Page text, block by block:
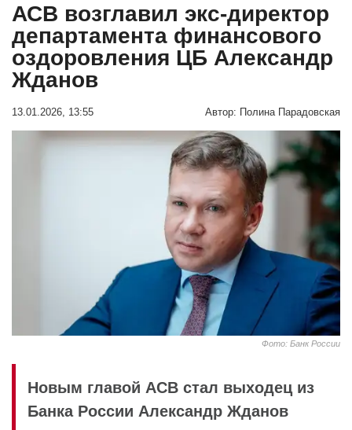
АСВ возглавил экс-директор
департамента финансового
оздоровления ЦБ Александр
Жданов
13.01.2026, 13:55 Автор: Полина Парадовская
Фото: Банк России
Новым главой АСВ стал выходец из
Банка России Александр Жданов